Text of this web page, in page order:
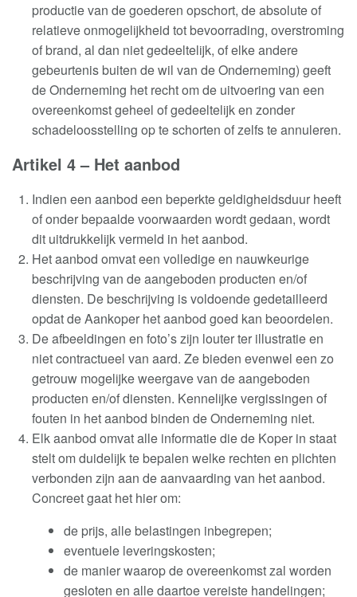
productie van de goederen opschort, de absolute of
relatieve onmogelijkheid tot bevoorrading, overstroming
of brand, al dan niet gedeeltelijk, of elke andere
gebeurtenis buiten de wil van de Onderneming) geeft
de Onderneming het recht om de uitvoering van een
overeenkomst geheel of gedeeltelijk en zonder
schadeloosstelling op te schorten of zelfs te annuleren.
Artikel 4 – Het aanbod
Indien een aanbod een beperkte geldigheidsduur heeft
of onder bepaalde voorwaarden wordt gedaan, wordt
dit uitdrukkelijk vermeld in het aanbod.
Het aanbod omvat een volledige en nauwkeurige
beschrijving van de aangeboden producten en/of
diensten. De beschrijving is voldoende gedetailleerd
opdat de Aankoper het aanbod goed kan beoordelen.
De afbeeldingen en foto’s zijn louter ter illustratie en
niet contractueel van aard. Ze bieden evenwel een zo
getrouw mogelijke weergave van de aangeboden
producten en/of diensten. Kennelijke vergissingen of
fouten in het aanbod binden de Onderneming niet.
Elk aanbod omvat alle informatie die de Koper in staat
stelt om duidelijk te bepalen welke rechten en plichten
verbonden zijn aan de aanvaarding van het aanbod.
Concreet gaat het hier om:
de prijs, alle belastingen inbegrepen;
eventuele leveringskosten;
de manier waarop de overeenkomst zal worden
gesloten en alle daartoe vereiste handelingen;